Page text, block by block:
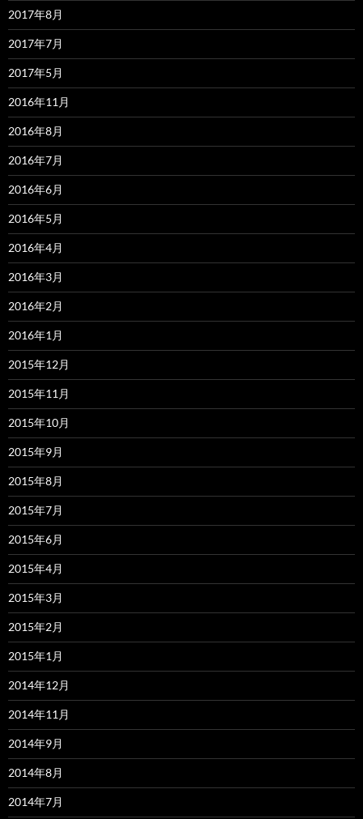
2017年8月
2017年7月
2017年5月
2016年11月
2016年8月
2016年7月
2016年6月
2016年5月
2016年4月
2016年3月
2016年2月
2016年1月
2015年12月
2015年11月
2015年10月
2015年9月
2015年8月
2015年7月
2015年6月
2015年4月
2015年3月
2015年2月
2015年1月
2014年12月
2014年11月
2014年9月
2014年8月
2014年7月